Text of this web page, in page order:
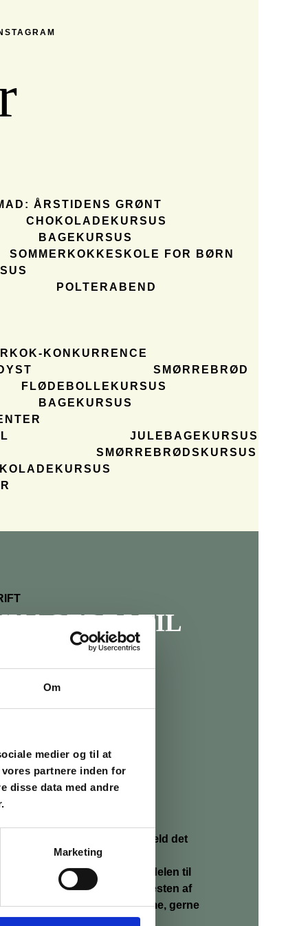
Om
medier og til at
partnere inden for
disse data med andre
Marketing
ÅRSTIDENS GRØNT
CHOKOLADEKURSUS
BAGEKURSUS
SOMMERKOKKESKOLE FOR BØRN
POLTERABEND
KONKURRENCE
SMØRREBRØD
FLØDEBOLLEKURSUS
BAGEKURSUS
JULEBAGEKURSUS
SMØRREBRØDSKURSUS
TIL
sirup og sukker i en gryde. Hæld det
ingredienser og tilsæt halvdelen til
så ægget og derefter resten af
dejen i køleskabet min. en time, gerne